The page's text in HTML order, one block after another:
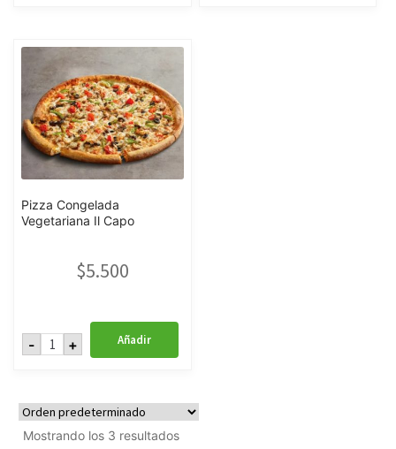
Pizza Congelada
Vegetariana Il Capo
$5.500
- Pizza
Congelada
Vegetariana
+ Añadir
Mostrando los 3 resultados